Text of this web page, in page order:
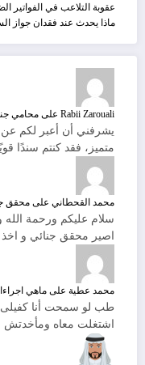
عقوبة التلاعب في الفواتير
ماذا يحدث عند فقدان جواز
Rabii Zarouali علىمحامي
يشرفني أن أعبر لكم
متميز، فقد كنتم سندًا
محمد القحطاني علىمحقق
سلام عليكم ورحمة
اصير محقق جنائي و
محمد عطية علىماهي
طب لو سمحت أنا كفيلى
اشتغلت معاه